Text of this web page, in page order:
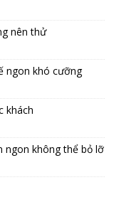
nên thử
ngon khó cưỡng
khách
ngon không thể bỏ lỡ